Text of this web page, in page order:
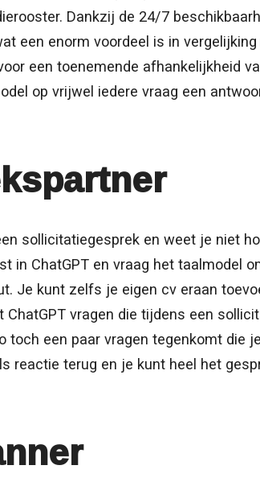
Dankzij de 24/7
een enorm voordeel is in
een toenemende afhankelijkheid
op vrijwel iedere vraag een
sollicitatiegesprek en weet je niet
in ChatGPT en vraag het taalmodel
Je kunt zelfs je eigen cv eraan
vragen die tijdens een
toch een paar vragen tegenkomt die
reactie terug en je kunt heel het